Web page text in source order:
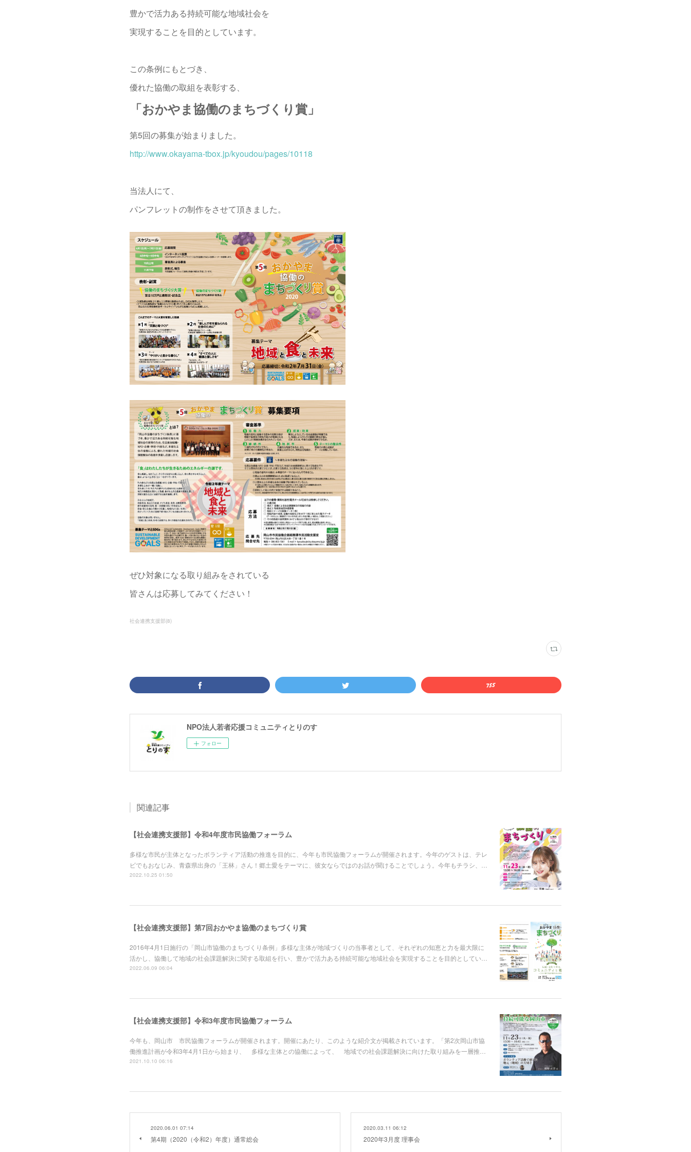
豊かで活力ある持続可能な地域社会を
実現することを目的としています。
この条例にもとづき、
優れた協働の取組を表彰する、
「おかやま協働のまちづくり賞」
第5回の募集が始まりました。
http://www.okayama-tbox.jp/kyoudou/pages/10118
当法人にて、
パンフレットの制作をさせて頂きました。
ぜひ対象になる取り組みをされている
皆さんは応募してみてください！
社会連携支援部(8)
NPO法人若者応援コミュニティとりのす
フォロー
関連記事
【社会連携支援部】令和4年度市民協働フォーラム
多様な市民が主体となったボランティア活動の推進を目的に、今年も市民協働フォーラムが開催されます。今年のゲストは、テレ
ビでもおなじみ、青森県出身の「王林」さん！郷土愛をテーマに、彼女ならではのお話が聞けることでしょう。今年もチラシ、…
2022.10.25 01:50
【社会連携支援部】第7回おかやま協働のまちづくり賞
2016年4月1日施行の「岡山市協働のまちづくり条例」多様な主体が地域づくりの当事者として、それぞれの知恵と力を最大限に
活かし、協働して地域の社会課題解決に関する取組を行い、豊かで活力ある持続可能な地域社会を実現することを目的としてい…
2022.06.09 06:04
【社会連携支援部】令和3年度市民協働フォーラム
今年も、岡山市 市民協働フォーラムが開催されます。開催にあたり、このような紹介文が掲載されています。「第2次岡山市協
働推進計画が令和3年4月1日から始まり、 多様な主体との協働によって、 地域での社会課題解決に向けた取り組みを一層推…
2021.10.10 06:16
2020.06.01 07:14
第4期（2020（令和2）年度）通常総会
2020.03.11 06:12
2020年3月度 理事会